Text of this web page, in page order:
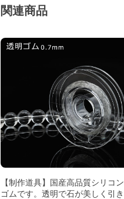
関連商品
【制作道具】国産高品質シリコン
ゴムです。透明で石が美しく引き